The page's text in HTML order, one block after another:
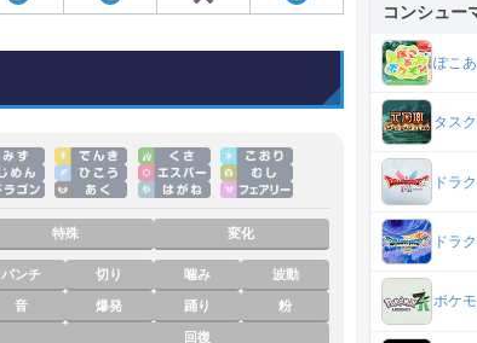
特殊 変化
パンチ 切り 噛み 波動
音 爆発 踊り 粉
回復
コンシュー
ぽこ
タス
ドラ
ドラ
ポケ